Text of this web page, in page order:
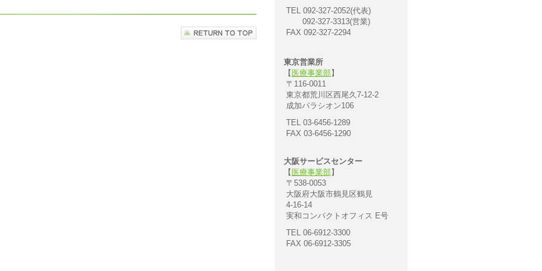
TEL 092-327-2052(代表)
092-327-3313(営業)
FAX 092-327-2294
東京営業所
【 医療事業部】
〒116-0011
東京都荒川区西尾久7-12-2
成加パラシオン106
TEL 03-6456-1289
FAX 03-6456-1290
大阪サービスセンター
【 医療事業部】
〒538-0053
大阪府大阪市鶴見区鶴見
4-16-14
実和コンパクトオフィス E号
TEL 06-6912-3300
FAX 06-6912-3305